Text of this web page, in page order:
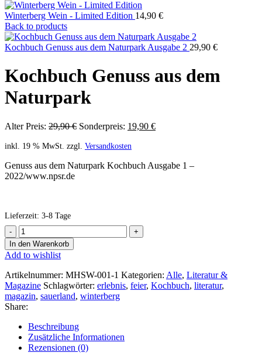
Winterberg Wein - Limited Edition 14,90 €
Back to products
Kochbuch Genuss aus dem Naturpark Ausgabe 2 29,90 €
Kochbuch Genuss aus dem
Naturpark
Alter Preis: 29,90€ Sonderpreis: 19,90 €
inkl. 19 % MwSt. zzgl. Versandkosten
Genuss aus dem Naturpark Kochbuch Ausgabe 1 –
2022/www.npsr.de
Lieferzeit: 3-8 Tage
In den Warenkorb
Add to wishlist
Artikelnummer: MHSW-001-1 Kategorien: Alle, Literatur &
Magazine Schlagwörter: erlebnis, feier, Kochbuch, literatur,
magazin, sauerland, winterberg
Share:
Beschreibung
Zusätzliche Informationen
Rezensionen (0)